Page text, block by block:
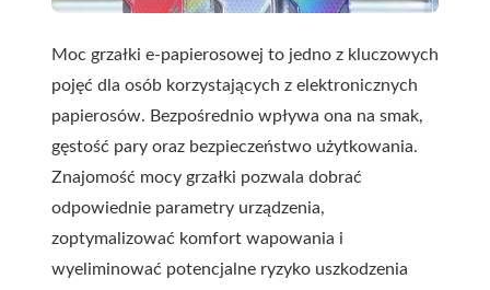
Moc grzałki e-papierosowej to jedno z kluczowych
pojęć dla osób korzystających z elektronicznych
papierosów. Bezpośrednio wpływa ona na smak,
gęstość pary oraz bezpieczeństwo użytkowania.
Znajomość mocy grzałki pozwala dobrać
odpowiednie parametry urządzenia,
zoptymalizować komfort wapowania i
wyeliminować potencjalne ryzyko uszkodzenia